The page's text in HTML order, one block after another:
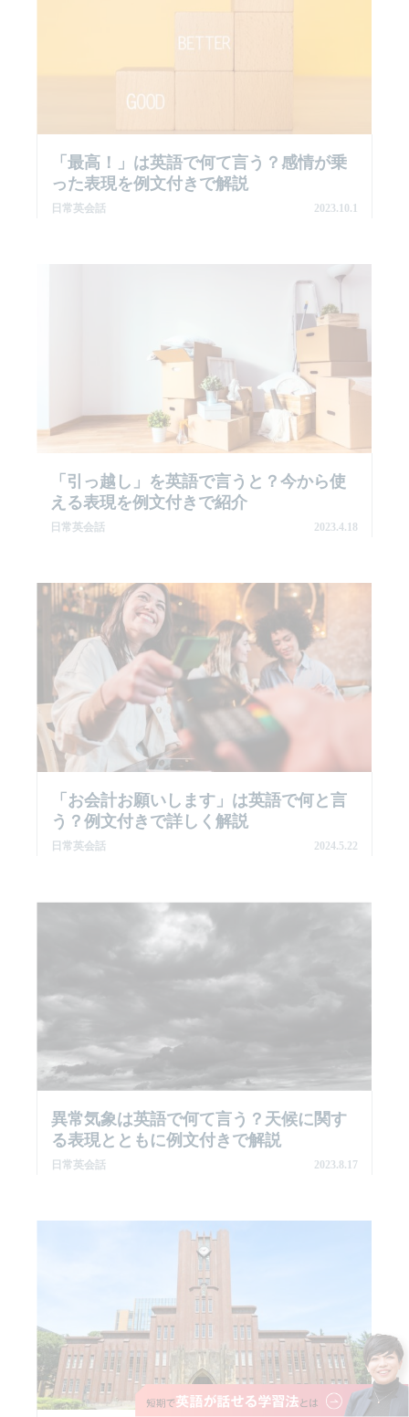
「最高！」は英語で何て言う？感情が乗
った表現を例文付きで解説
日常英会話 2023.10.1
「引っ越し」を英語で言うと？今から使
える表現を例文付きで紹介
日常英会話 2023.4.18
「お会計お願いします」は英語で何と言
う？例文付きで詳しく解説
日常英会話 2024.5.22
異常気象は英語で何て言う？天候に関す
る表現とともに例文付きで解説
日常英会話 2023.8.17